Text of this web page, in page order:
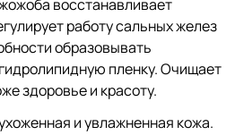
восстанавливает
работу сальных желез
образовывать
пленку. Очищает
здоровье и красоту.
и увлажненная кожа.